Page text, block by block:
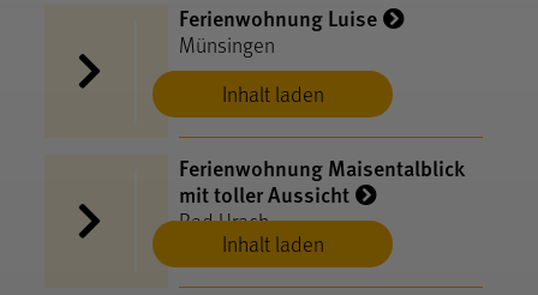
Inhalt laden
Ferienwohnung Luise
Münsingen
Inhalt laden
Ferienwohnung Maisentalblick
mit toller Aussicht
Bad Urach